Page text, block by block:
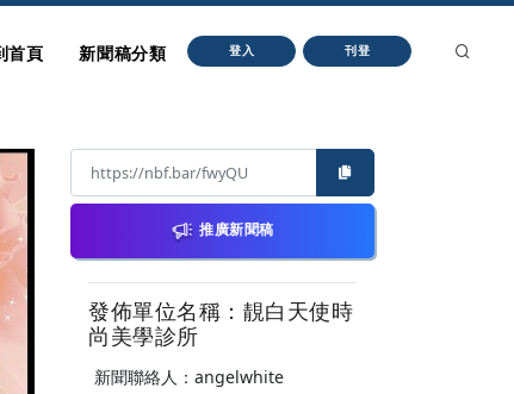
首頁 新聞稿分類 登入 刊登
推廣新聞稿
發佈單位名稱：靚白天使時
尚美學診所
新聞聯絡人：angelwhite